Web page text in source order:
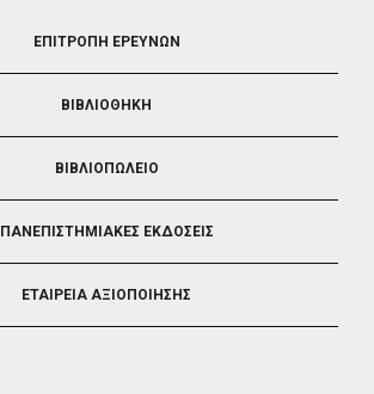
ΕΠΙΤΡΟΠΗ ΕΡΕΥΝΩΝ
ΒΙΒΛΙΟΘΗΚΗ
ΒΙΒΛΙΟΠΩΛΕΙΟ
ΠΑΝΕΠΙΣΤΗΜΙΑΚΕΣ ΕΚΔΟΣΕΙΣ
ΕΤΑΙΡΕΙΑ ΑΞΙΟΠΟΙΗΣΗΣ